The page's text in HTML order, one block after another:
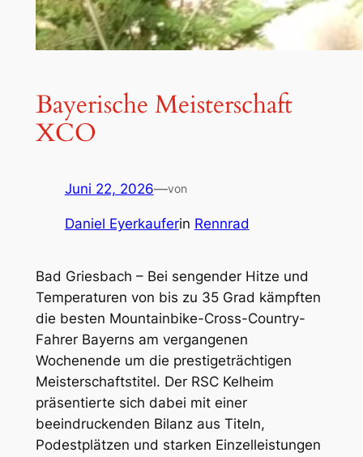
Bayerische Meisterschaft
XCO
Juni 22, 2026—von
Daniel Eyerkauferin Rennrad
Bad Griesbach – Bei sengender Hitze und
Temperaturen von bis zu 35 Grad kämpften
die besten Mountainbike-Cross-Country-
Fahrer Bayerns am vergangenen
Wochenende um die prestigeträchtigen
Meisterschaftstitel. Der RSC Kelheim
präsentierte sich dabei mit einer
beeindruckenden Bilanz aus Titeln,
Podestplätzen und starken Einzelleistungen